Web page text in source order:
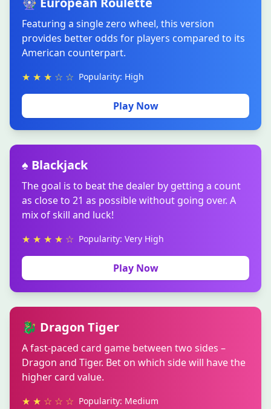
Featuring a single zero wheel, this version
provides better odds for players compared to its
American counterpart.
★ ★ ★ ☆ ☆ Popularity: High
Play Now
♠ Blackjack
The goal is to beat the dealer by getting a count
as close to 21 as possible without going over. A
mix of skill and luck!
★ ★ ★ ★ ☆ Popularity: Very High
Play Now
🐉 Dragon Tiger
A fast-paced card game between two sides –
Dragon and Tiger. Bet on which side will have the
higher card value.
★ ★ ☆ ☆ ☆ Popularity: Medium